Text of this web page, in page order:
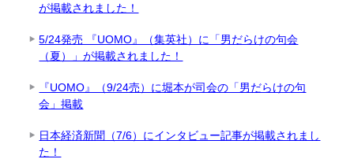
が掲載されました！
5/24発売 『UOMO』（集英社）に「男だらけの句会
（夏）」が掲載されました！
『UOMO』（9/24売）に堀本が司会の「男だらけの句
会」掲載
日本経済新聞（7/6）にインタビュー記事が掲載されまし
た！